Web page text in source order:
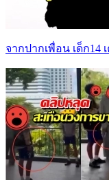
จากปากเพื่อน เด็ก14